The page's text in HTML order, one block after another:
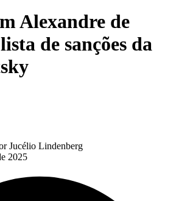
Alexandre de
de sanções da
Jucélio Lindenberg
2025